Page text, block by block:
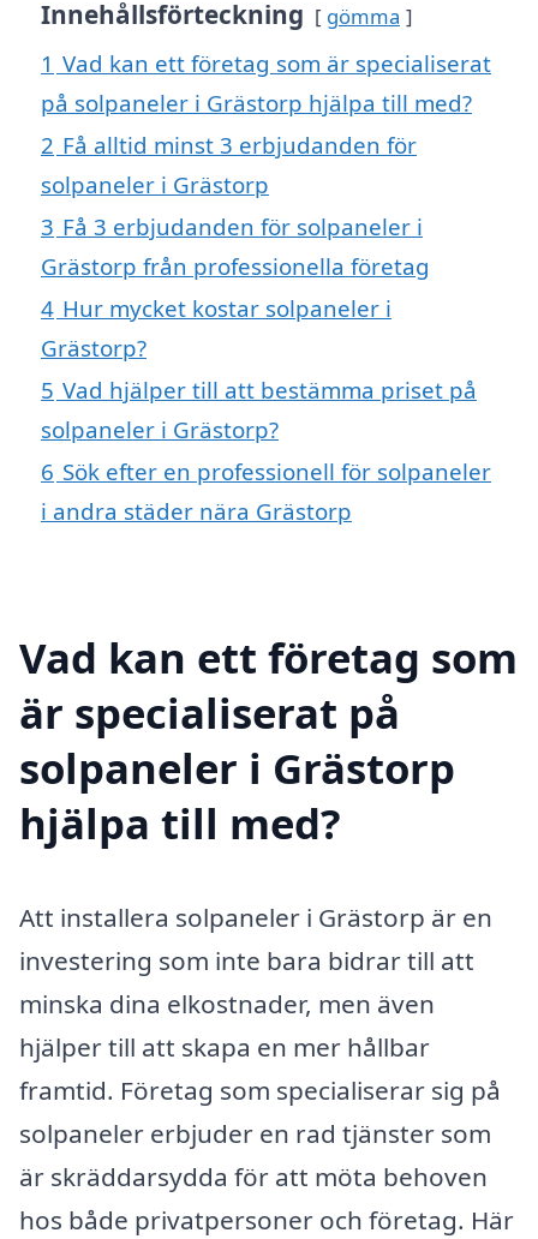
Innehållsförteckning gömma
1 Vad kan ett företag som är specialiserat
på solpaneler i Grästorp hjälpa till med?
2 Få alltid minst 3 erbjudanden för
solpaneler i Grästorp
3 Få 3 erbjudanden för solpaneler i
Grästorp från professionella företag
4 Hur mycket kostar solpaneler i
Grästorp?
5 Vad hjälper till att bestämma priset på
solpaneler i Grästorp?
6 Sök efter en professionell för solpaneler
i andra städer nära Grästorp
Vad kan ett företag som
är specialiserat på
solpaneler i Grästorp
hjälpa till med?
Att installera solpaneler i Grästorp är en
investering som inte bara bidrar till att
minska dina elkostnader, men även
hjälper till att skapa en mer hållbar
framtid. Företag som specialiserar sig på
solpaneler erbjuder en rad tjänster som
är skräddarsydda för att möta behoven
hos både privatpersoner och företag. Här